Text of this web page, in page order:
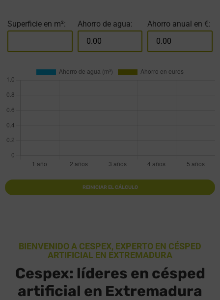
Superficie en m²: Ahorro de agua: Ahorro anual en €:
REINICIAR EL CÁLCULO
BIENVENIDO A CESPEX, EXPERTO EN CÉSPED
ARTIFICIAL EN EXTREMADURA
Cespex: líderes en césped
artificial en Extremadura